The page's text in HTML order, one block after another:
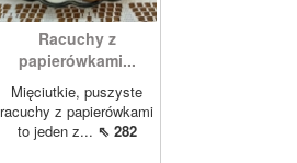
Racuchy z
papierówkami...
Mięciutkie, puszyste
racuchy z papierówkami
to jeden z... ⇖ 282